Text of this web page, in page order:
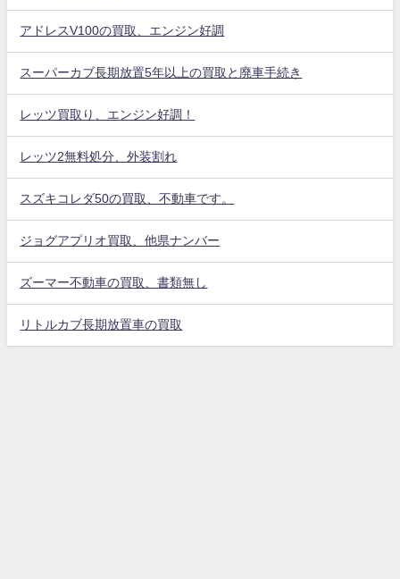
アドレスV100の買取、エンジン好調
スーパーカブ長期放置5年以上の買取と廃車手続き
レッツ買取り、エンジン好調！
レッツ2無料処分、外装割れ
スズキコレダ50の買取、不動車です。
ジョグアプリオ買取、他県ナンバー
ズーマー不動車の買取、書類無し
リトルカブ長期放置車の買取